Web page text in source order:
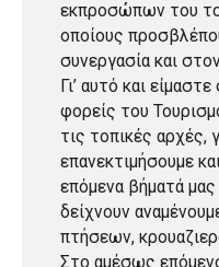
εκπροσώπων του
οποίους
συνεργασία και
Γι’ αυτό και
φορείς του
τις τοπικές αρχές,
επανεκτιμήσουμε
επόμενα βήματά
δείχνουν
πτήσεων,
Στο αμέσως